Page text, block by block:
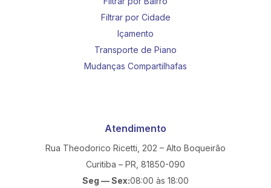
Filtrar por Cidade
Içamento
Transporte de Piano
Mudanças Compartilhafas
Atendimento
Rua Theodorico Ricetti, 202 – Alto Boqueirão
Curitiba – PR, 81850-090
Seg — Sex:08:00 às 18:00